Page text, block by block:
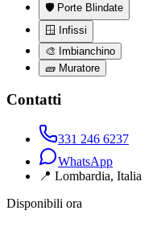
🛡️ Porte Blindate
🪟
Infissi
🎨 Imbianchino
🧱 Muratore
Contatti
331 246 6237
WhatsApp
📍 Lombardia, Italia
Disponibili ora